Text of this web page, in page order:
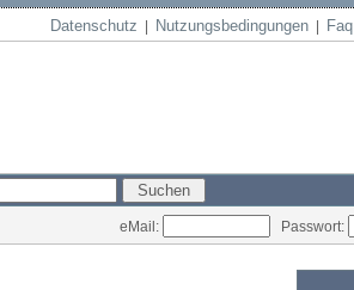
Datenschutz Nutzungsbedingungen Faq
eMail: Passwort: